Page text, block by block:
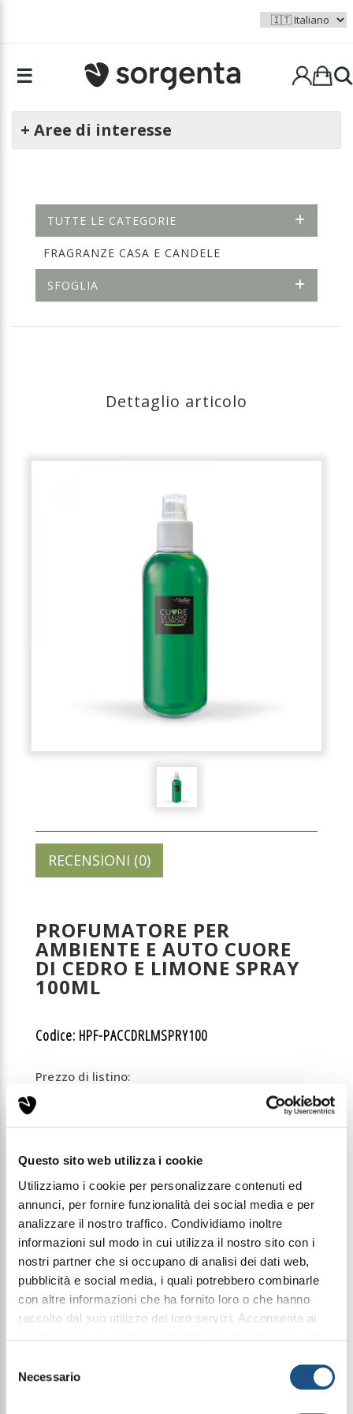
Questo sito web utilizza i cookie
Utilizziamo i cookie per personalizzare contenuti ed
annunci, per fornire funzionalità dei social media e per
analizzare il nostro traffico. Condividiamo inoltre
informazioni sul modo in cui utilizza il nostro sito con i
nostri partner che si occupano di analisi dei dati web,
pubblicità e social media, i quali potrebbero combinarle
con altre informazioni che ha fornito loro o che hanno
raccolto dal suo utilizzo dei loro servizi. Acconsenta ai
delNecessario
☰
+ Aree di interesse
TUTTE LE CATEGORIE
FRAGRANZE CASA E CANDELE
SFOGLIA
Dettaglio articolo
RECENSIONI (0)
PROFUMATORE PER
AMBIENTE E AUTO CUORE
DI CEDRO E LIMONE SPRAY
100ML
Codice: HPF-PACCDRLMSPRY100
Prezzo di listino:
Condividi questo articolo sui social
FacebookWhatsApp
Profumi Ambiente Fragranze d'Ambiente
Profumatore per ambiente e auto Cuore di Cedro e
La frescehzza di primavera donata dal cedro e dal